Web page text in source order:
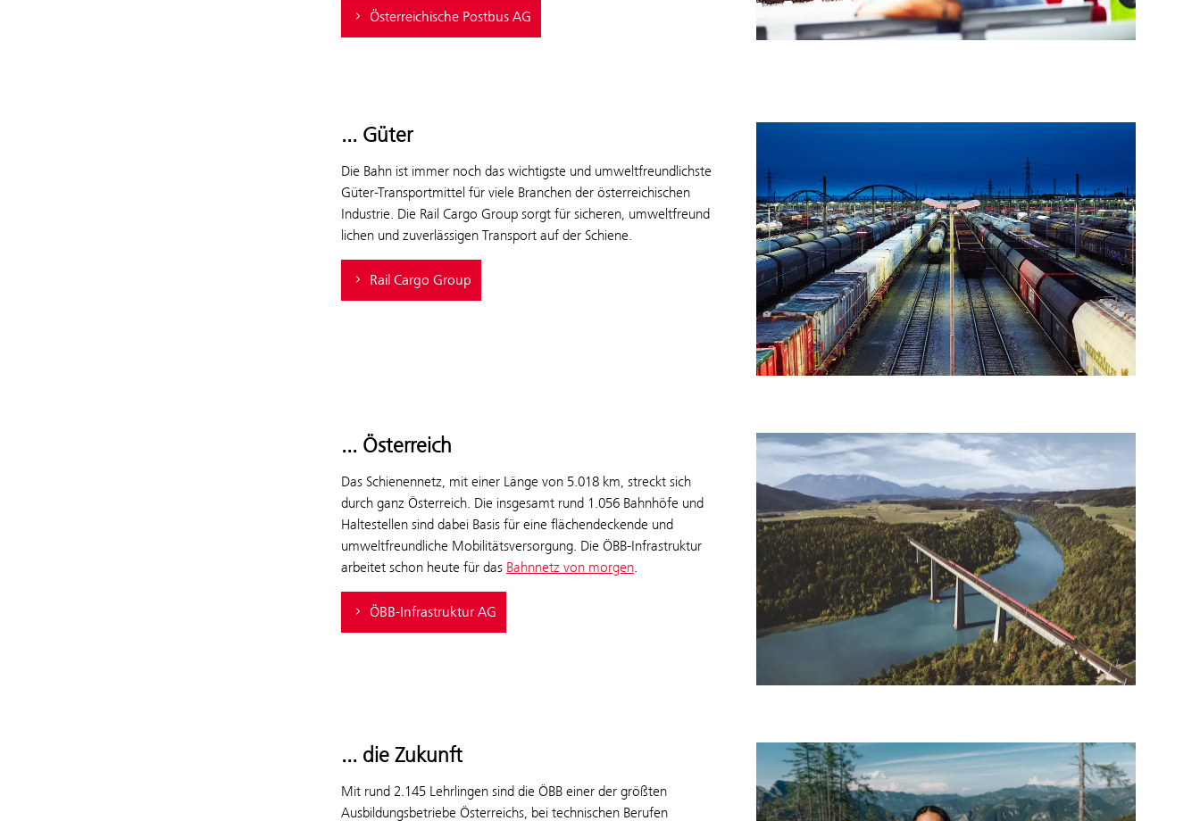
Österreichische Postbus AG
... Güter
Die Bahn ist immer noch das wichtigste und umweltfreundlichste
Güter-Transportmittel für viele Branchen der österreichischen
Industrie. Die Rail Cargo Group sorgt für sicheren, umwelt­freund
lichen und zuverlässigen Transport auf der Schiene.
Rail Cargo Group
... Österreich
Das Schienennetz, mit einer Länge von 5.018 km, streckt sich
durch ganz Österreich. Die insgesamt rund 1.056 Bahnhöfe und
Haltestellen sind dabei Basis für eine flächendeckende und
umweltfreundliche Mobilitätsversorgung. Die ÖBB-Infrastruktur
arbeitet schon heute für das Bahnnetz von morgen
ÖBB-Infrastruktur AG
... die Zukunft
Mit rund 2.145 Lehrlingen sind die ÖBB einer der größten
Ausbildungsbetriebe Österreichs, bei technischen Berufen